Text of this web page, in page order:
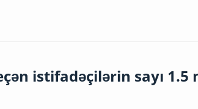
istifadəçilərin sayı 1.5